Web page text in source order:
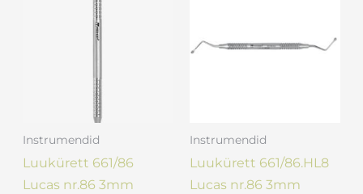
Instrumendid
Luukürett 661/86
Lucas nr.86 3mm
Instrumendid
Luukürett 661/86.HL8
Lucas nr.86 3mm